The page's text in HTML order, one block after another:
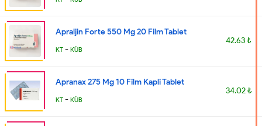
Apraljin Forte 550 Mg 20 Film Tablet
KT - KÜB
42.63 ₺
Apranax 275 Mg 10 Film Kapli Tablet
KT - KÜB
34.02 ₺